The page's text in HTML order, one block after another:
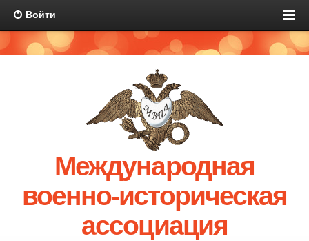
Войти
Международная
военно-историческая
ассоциация